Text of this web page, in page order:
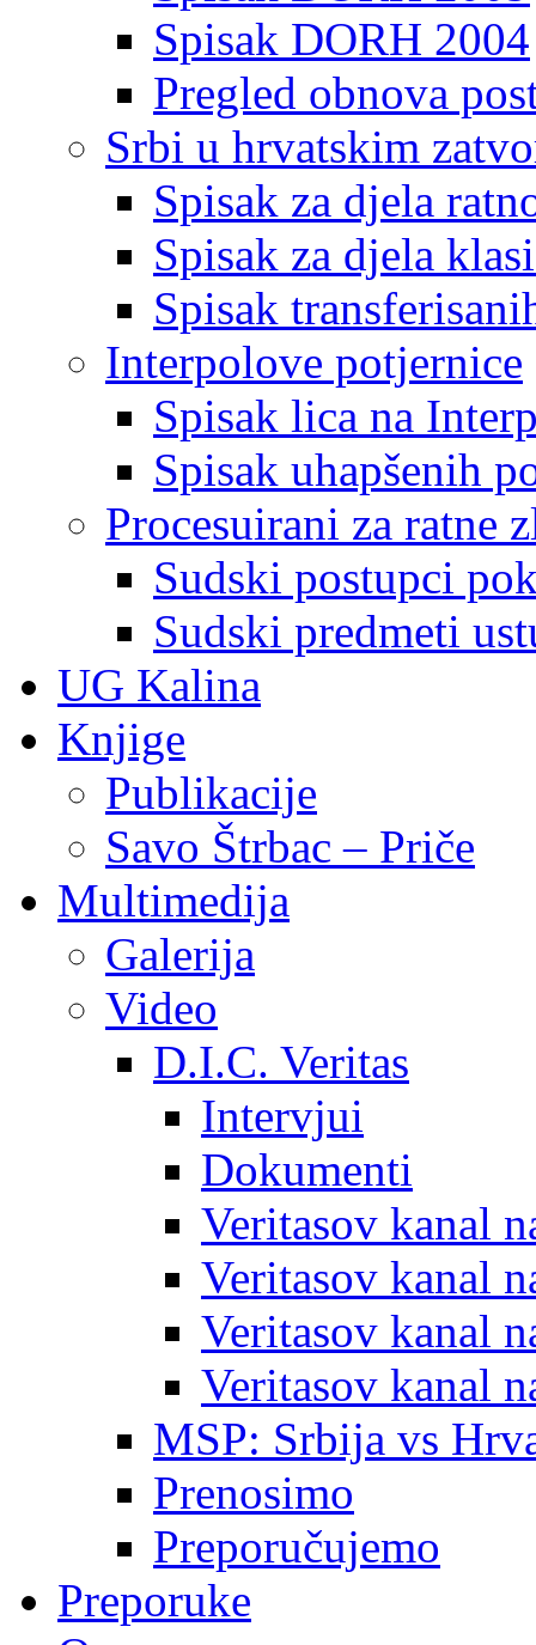
Spisak DORH 2004
Pregled obnova
Srbi u hrvatskim
Spisak za djela
Spisak za djela
Spisak
Interpolove potjernice
Spisak lica na
Spisak uhapšenih
Procesuirani za ratne
Sudski postupci
Sudski predmeti
UG Kalina
Knjige
Publikacije
Savo Štrbac – Priče
Multimedija
Galerija
Video
D.I.C. Veritas
Intervjui
Dokumenti
Veritasov kanal
Veritasov kanal
Veritasov kanal
Veritasov kanal
MSP: Srbija vs
Prenosimo
Preporučujemo
Preporuke